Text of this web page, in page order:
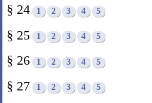
§ 24 1 2 3 4 5
§ 25 1 2 3 4 5
§ 26 1 2 3 4 5
§ 27 1 2 3 4 5